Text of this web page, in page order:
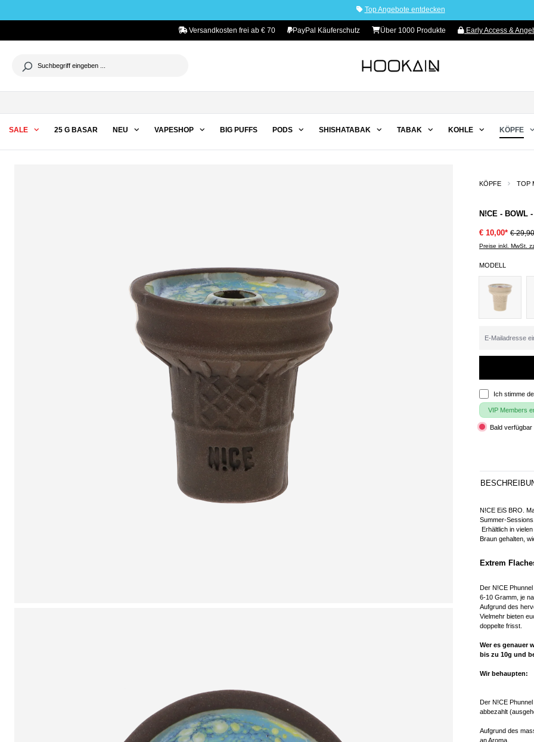
Top Angebote entdecken
Versandkosten frei ab € 70 PayPal Käuferschutz Über 1000 Produkte Early Access &
SALE 25 G BASAR NEU VAPESHOP BIG PUFFS PODS SHISHATABAK TABAK KOHLE KÖPFE
KÖPFE TOP
N!CE - BOWL
€ 10,00* €
Preise inkl. MwSt.
MODELL
Ich stimme
VIP Members
Bald verfügbar
N!CE EiS BRO.
Summer-Sessions.
Erhältlich in
Braun gehalten,
Extrem
Der N!CE
6-10 Gramm, je
Aufgrund des
Vielmehr bieten
doppelte frisst.
Wer es genauer
bis zu 10g und
Wir behaupten:
Der N!CE
abbezahlt
Aufgrund des
an Aroma.